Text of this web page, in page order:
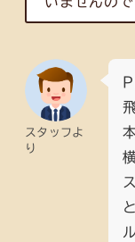
スタッフよ
り